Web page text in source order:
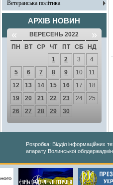
Ветеранська політика
АРХІВ НОВИН
« ВЕРЕСЕНЬ 2022 »
ПН ВТ СР ЧТ ПТ СБ
НД
1
2 3
4
5
6 7 8 9 10
11
12
13 14 15 16 17
18
19
20 21 22 23 24
25
26
27 28 29 30
Розробка: Відділ інформаційних
апарату Волинської